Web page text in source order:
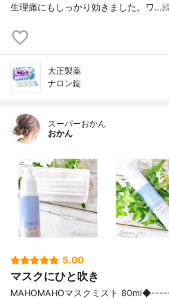
生理痛にもしっかり効きました。ワ…
大正製薬
ナロン錠
スーパーおかん
おかん
5.00
マスクにひと吹き
MAHOMAHOマスクミスト